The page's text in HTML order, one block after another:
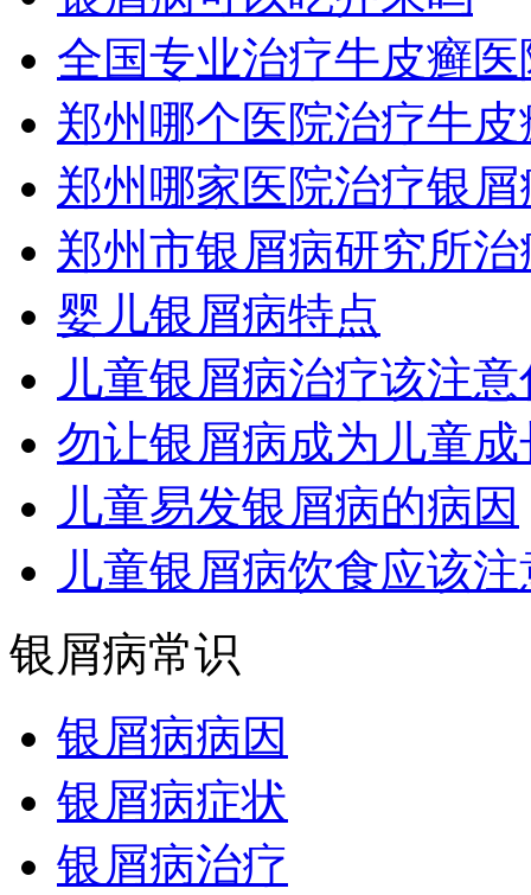
全国专业治疗牛皮癣
郑州哪个医院治疗牛
郑州哪家医院治疗银
郑州市银屑病研究所
婴儿银屑病特点
儿童银屑病治疗该注
勿让银屑病成为儿童
儿童易发银屑病的病因
儿童银屑病饮食应该
银屑病常识
银屑病病因
银屑病症状
银屑病治疗